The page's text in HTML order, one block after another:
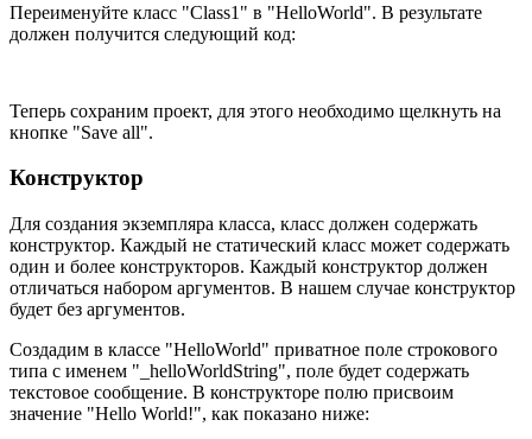
Переименуйте класс "Class1" в "HelloWorld". В результате
должен получится следующий код:
Теперь сохраним проект, для этого необходимо щелкнуть на
кнопке "Save all".
Конструктор
Для создания экземпляра класса, класс должен содержать
конструктор. Каждый не статический класс может содержать
один и более конструкторов. Каждый конструктор должен
отличаться набором аргументов. В нашем случае конструктор
будет без аргументов.
Создадим в классе "HelloWorld" приватное поле строкового
типа с именем "_helloWorldString", поле будет содержать
текстовое сообщение. В конструкторе полю присвоим
значение "Hello World!", как показано ниже: